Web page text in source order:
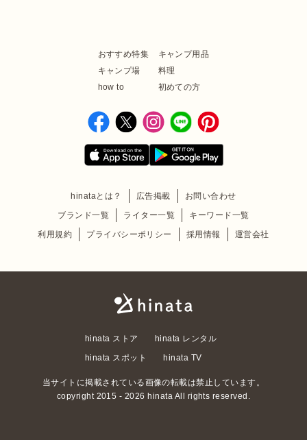
おすすめ特集
キャンプ用品
キャンプ場
料理
how to
初めての方
hinataとは？ 広告掲載
お問い合わせ
ブランド一覧
ライター一覧
キーワード一覧
利用規約
プライバシーポリシー 採用情報 運営会社
hinata ストア
hinata レンタル
hinata スポット
hinata TV
当サイトに掲載されている画像の転載は禁止しています。
copyright 2015 - 2026 hinata All rights reserved.